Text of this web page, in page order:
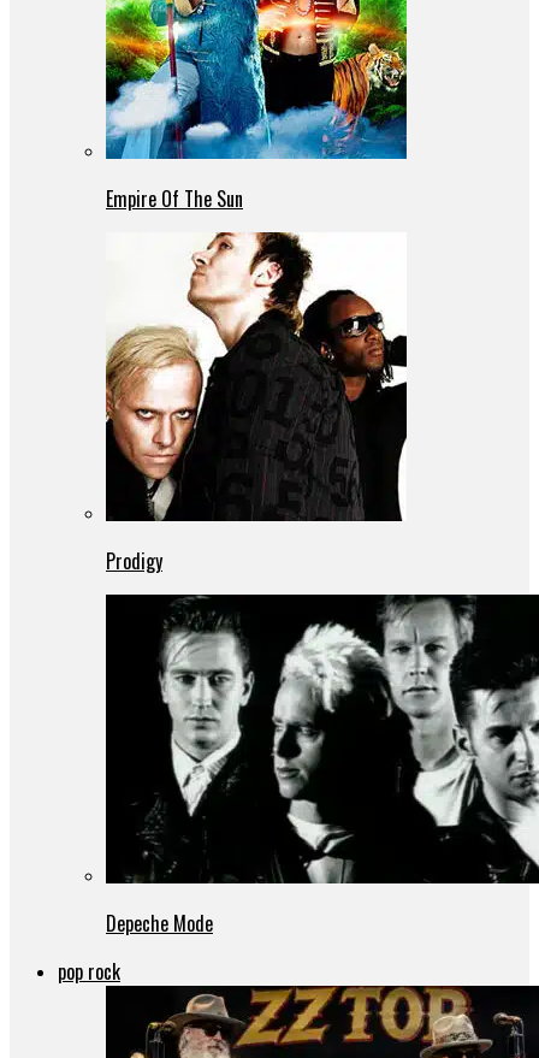
Empire Of The Sun
Prodigy
Depeche Mode
pop rock